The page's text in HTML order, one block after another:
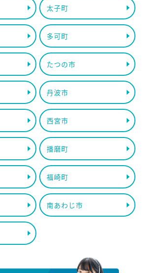
太子町
多可町
たつの市
丹波市
西宮市
播磨町
福崎町
南あわじ市